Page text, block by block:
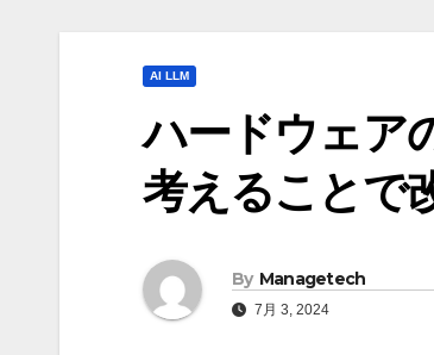
AI LLM
ハードウェア
考えることで
By Managetech
7月 3, 2024